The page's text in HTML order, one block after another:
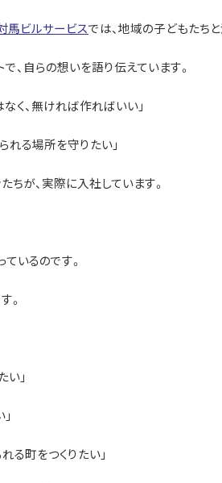
馬ビルサービスでは、地域の子どもたち
、自らの想いを語り伝えています。
く、無ければ作ればいい」
れる場所を守りたい」
ちが、実際に入社しています。
いるのです。
。
い」
る町をつくりたい」